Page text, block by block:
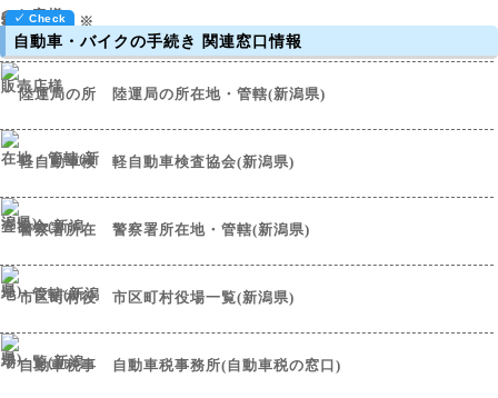
自動車・バイクの手続き 関連窓口情報
陸運局の所在地・管轄(新潟県)
軽自動車検査協会(新潟県)
警察署所在地・管轄(新潟県)
市区町村役場一覧(新潟県)
自動車税事務所(自動車税の窓口)